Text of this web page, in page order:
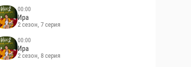
00:00
Ира
2 сезон, 7 серия
00:00
Ира
2 сезон, 8 серия